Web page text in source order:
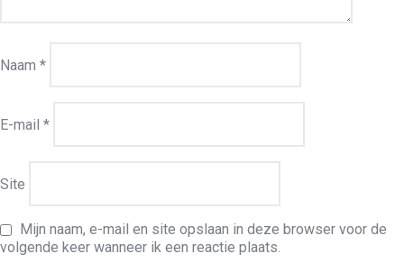
Naam *
E-mail *
Site
Mijn naam, e-mail en site opslaan in deze browser voor de
volgende keer wanneer ik een reactie plaats.